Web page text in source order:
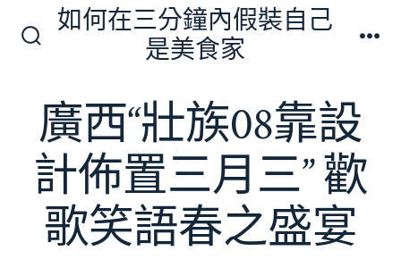
換
開
關
如何在三分鐘內假裝自己
是美食家
廣西“壯族08靠設
計佈置三月三” 歡
歌笑語春之盛宴